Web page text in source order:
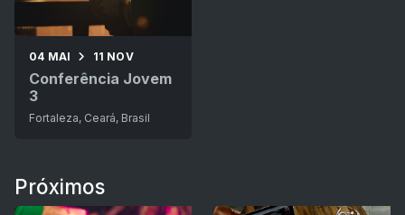
04 MAI 11 NOV
Conferência Jovem
3
Fortaleza, Ceará, Brasil
Próximos